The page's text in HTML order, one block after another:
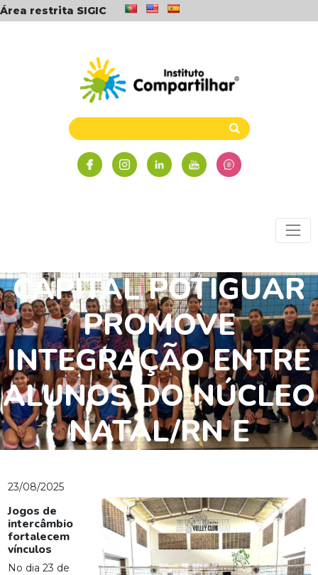
Área restrita SIGIC
INTERCÂMBIO NA
CAPITAL POTIGUAR
PROMOVE
INTEGRAÇÃO ENTRE
ALUNOS DO NÚCLEO
NATAL/RN E
23/08/2025
Jogos de
intercâmbio
fortalecem
vínculos
No dia 23 de